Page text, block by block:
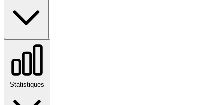
Statistiques